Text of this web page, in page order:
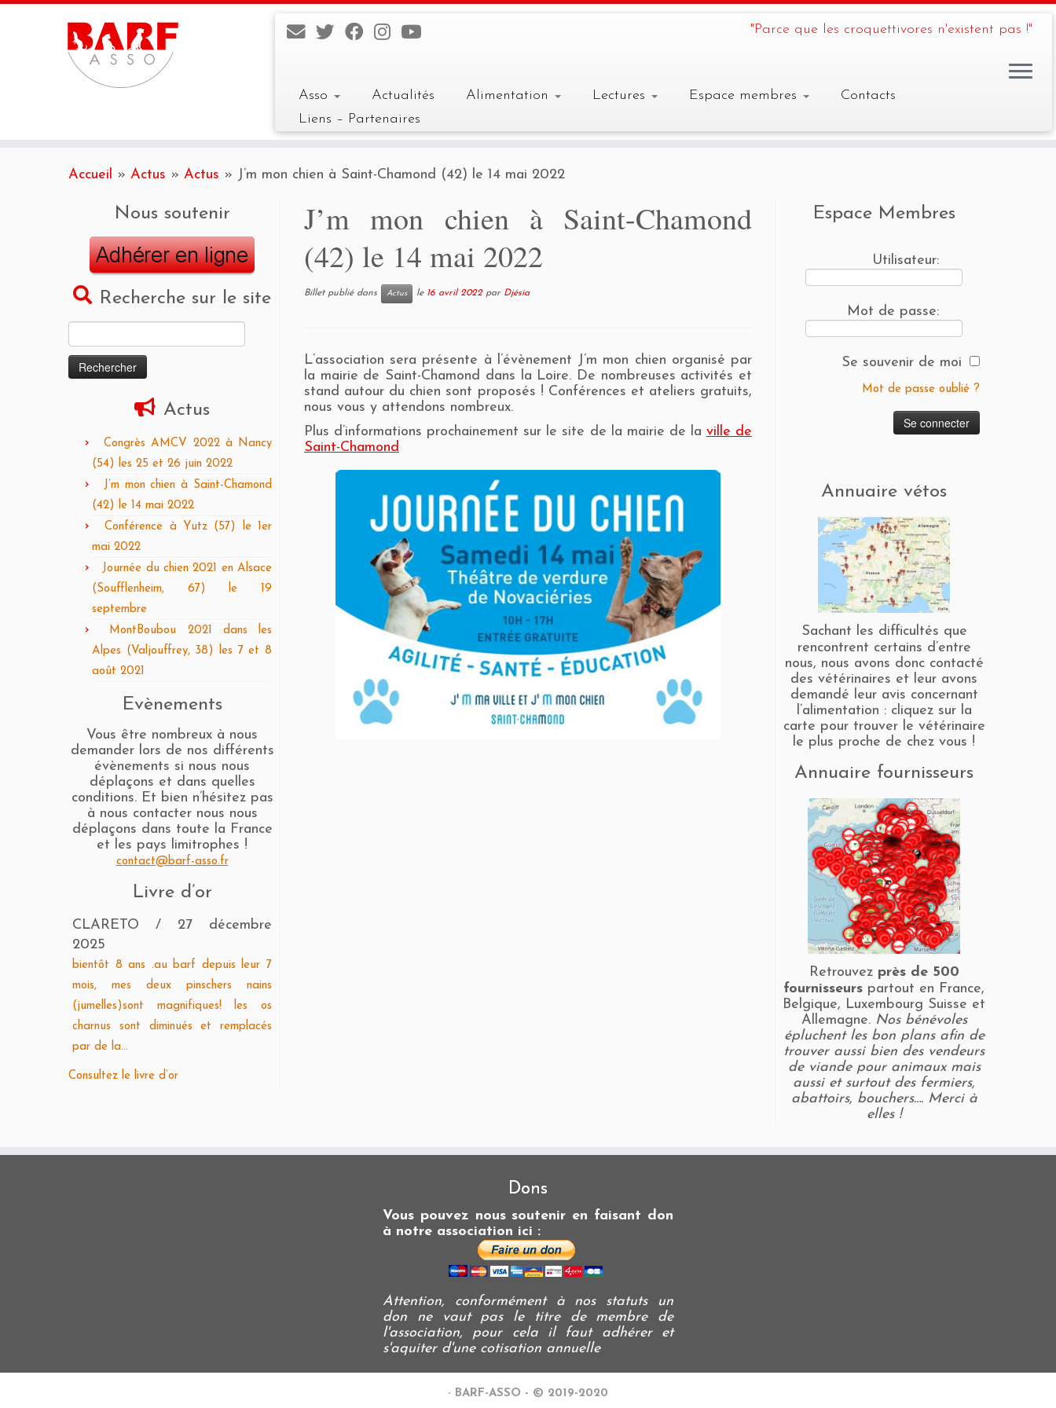
"Parce que les croquettivores n'existent pas !"
Asso Actualités Alimentation Lectures Espace membres
Contacts
Liens – Partenaires
Accueil » Actus » Actus » J’m mon chien à Saint-Chamond (42) le 14 mai 2022
Nous soutenir
Recherche sur le site
Actus
Congrès AMCV 2022 à Nancy
(54) les 25 et 26 juin 2022
J’m mon chien à Saint-Chamond
(42) le 14 mai 2022
Conférence à Yutz (57) le 1er
mai 2022
Journée du chien 2021 en Alsace
(Soufflenheim, 67) le 19
septembre
MontBoubou 2021 dans les
Alpes (Valjouffrey, 38) les 7 et 8
août 2021
Evènements
Vous être nombreux à nous
demander lors de nos différents
évènements si nous nous
déplaçons et dans quelles
conditions. Et bien n’hésitez pas
à nous contacter nous nous
déplaçons dans toute la France
et les pays limitrophes !
contact@barf-asso.fr
Livre d’or
CLARETO / 27 décembre
2025
bientôt 8 ans .au barf depuis leur 7
mois, mes deux pinschers nains
(jumelles)sont magnifiques! les os
charnus sont diminués et remplacés
par de la...
Consultez le livre d’or
J’m mon chien à Saint-Chamond
(42) le 14 mai 2022
Billet publié dans Actus le 16 avril 2022 par Djésia
L’association sera présente à l’évènement J’m mon chien organisé par
la mairie de Saint-Chamond dans la Loire. De nombreuses activités et
stand autour du chien sont proposés ! Conférences et ateliers gratuits,
nous vous y attendons nombreux.
Plus d’informations prochainement sur le site de la mairie de la ville de
Saint-Chamond
Espace Membres
Utilisateur:
Mot de passe:
Se souvenir de moi
Mot de passe oublié ?
Annuaire vétos
Sachant les difficultés que
rencontrent certains d’entre
nous, nous avons donc contacté
des vétérinaires et leur avons
demandé leur avis concernant
l’alimentation : cliquez sur la
carte pour trouver le vétérinaire
le plus proche de chez vous !
Annuaire fournisseurs
Retrouvez près de 500
fournisseurs partout en France,
Belgique, Luxembourg Suisse et
Allemagne. Nos bénévoles
épluchent les bon plans afin de
trouver aussi bien des vendeurs
de viande pour animaux mais
aussi et surtout des fermiers,
abattoirs, bouchers…. Merci à
elles !
Dons
Vous pouvez nous soutenir en faisant don
à notre association ici :
Attention, conformément à nos statuts un
don ne vaut pas le titre de membre de
l'association, pour cela il faut adhérer et
s'aquiter d'une cotisation annuelle
· BARF-ASSO - © 2019-2020